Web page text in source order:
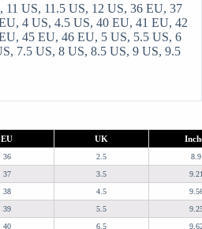
11 US, 11.5 US, 12 US, 36 EU, 37
4 US, 4.5 US, 40 EU, 41 EU, 42
45 EU, 46 EU, 5 US, 5.5 US, 6
7.5 US, 8 US, 8.5 US, 9 US, 9.5
EU UK
36 2.5
8.9
37 3.5
38 4.5
39 5.5
40 6.5